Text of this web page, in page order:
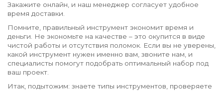
Закажите онлайн, и наш менеджер согласует удобное
время доставки.
Помните, правильный инструмент экономит время и
деньги. Не экономьте на качестве – это окупится в виде
чистой работы и отсутствия поломок. Если вы не уверены,
какой инструмент нужен именно вам, звоните нам, и
специалисты помогут подобрать оптимальный набор под
ваш проект.
Итак, подытожим: знаете типы инструментов, проверяете